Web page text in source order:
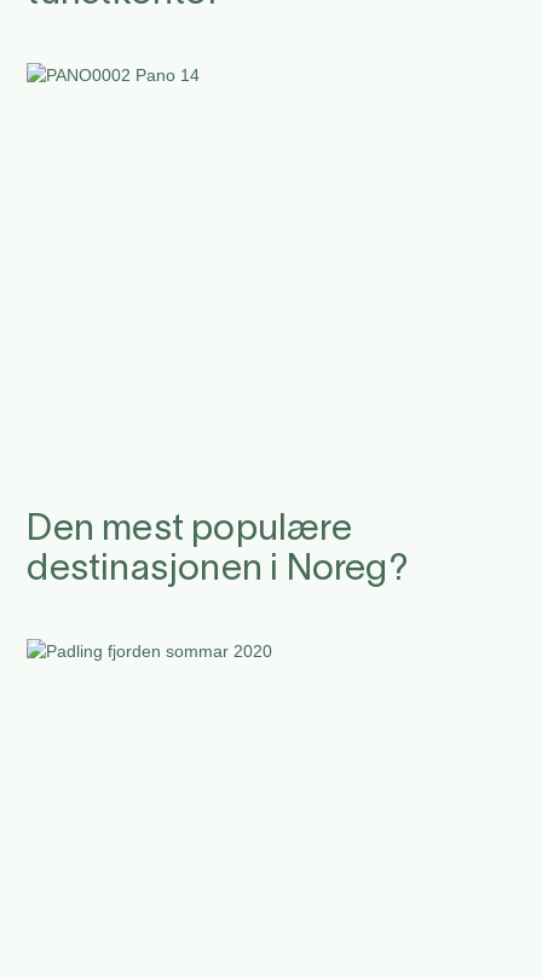
Den mest populære
destinasjonen i Noreg?